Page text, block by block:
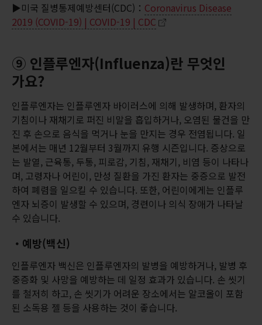
▶미국 질병통제예방센터(CDC)： Coronavirus Disease
2019 (COVID-19) | COVID-19 | CDC
⑨ 인플루엔자(Influenza)란 무엇인
가요?
인플루엔자는 인플루엔자 바이러스에 의해 발생하며, 환자의
기침이나 재채기로 퍼진 비말을 흡입하거나, 오염된 물건을 만
진 후 손으로 음식을 먹거나 눈을 만지는 경우 전염됩니다. 일
본에서는 매년 12월부터 3월까지 유행 시즌입니다. 증상으로
는 발열, 근육통, 두통, 피로감, 기침, 재채기, 비염 등이 나타나
며, 고령자나 어린이, 만성 질환을 가진 환자는 중증으로 발전
하여 폐렴을 일으킬 수 있습니다. 또한, 어린이에게는 인플루
엔자 뇌증이 발생할 수 있으며, 경련이나 의식 장애가 나타날
수 있습니다.
・예방(백신)
인플루엔자 백신은 인플루엔자의 발병을 예방하거나, 발병 후
중증화 및 사망을 예방하는 데 일정 효과가 있습니다. 손 씻기
를 철저히 하고, 손 씻기가 어려운 장소에서는 알코올이 포함
된 소독용 젤 등을 사용하는 것이 좋습니다.